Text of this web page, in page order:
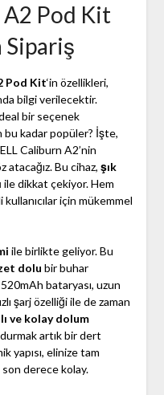
Pod Kit
Sipariş
Pod Kit‘in özellikleri,
bilgi verilecektir.
bir seçenek
bu kadar popüler? İşte,
Caliburn A2’nin
Bu cihaz, şık
ile dikkat çekiyor. Hem
için mükemmel
ile birlikte geliyor. Bu
dolu bir buhar
bataryası, uzun
şarj özelliği ile de zaman
ve kolay dolum
artık bir dert
yapısı, elinize tam
derece kolay.